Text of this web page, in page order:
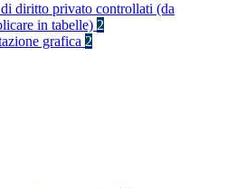
diritto privato controllati (da
in tabelle) 2
grafica 2